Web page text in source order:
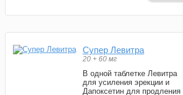
Супер Левитра
20 + 60 мг
В одной таблетке Левитра
для усиления эрекции и
Дапоксетин для продления